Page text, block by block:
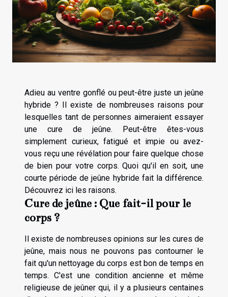
Adieu au ventre gonflé ou peut-être juste un jeûne
hybride ? Il existe de nombreuses raisons pour
lesquelles tant de personnes aimeraient essayer
une cure de jeûne. Peut-être êtes-vous
simplement curieux, fatigué et impie ou avez-
vous reçu une révélation pour faire quelque chose
de bien pour votre corps. Quoi qu'il en soit, une
courte période de jeûne hybride fait la différence.
Découvrez ici les raisons.
Cure de jeûne : Que fait-il pour le
corps ?
Il existe de nombreuses opinions sur les cures de
jeûne, mais nous ne pouvons pas contourner le
fait qu'un nettoyage du corps est bon de temps en
temps. C'est une condition ancienne et même
religieuse de jeûner qui, il y a plusieurs centaines